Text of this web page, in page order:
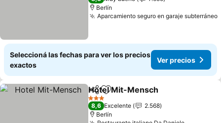
Berlín
Aparcamiento seguro en garaje subterráneo
Seleccioná las fechas para ver los precios
exactos
Ver precios
CompartirAñadir a favoritos
Hotel Mit-Mensch
3 Estrellas
8,6 Excelente
2.568
Berlín